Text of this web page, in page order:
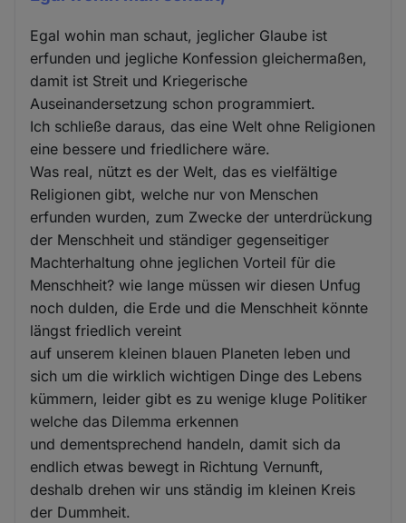
Egal wohin man schaut, jeglicher Glaube ist
erfunden und jegliche Konfession gleichermaßen,
damit ist Streit und Kriegerische
Auseinandersetzung schon programmiert.
Ich schließe daraus, das eine Welt ohne Religionen
eine bessere und friedlichere wäre.
Was real, nützt es der Welt, das es vielfältige
Religionen gibt, welche nur von Menschen
erfunden wurden, zum Zwecke der unterdrückung
der Menschheit und ständiger gegenseitiger
Machterhaltung ohne jeglichen Vorteil für die
Menschheit? wie lange müssen wir diesen Unfug
noch dulden, die Erde und die Menschheit könnte
längst friedlich vereint
auf unserem kleinen blauen Planeten leben und
sich um die wirklich wichtigen Dinge des Lebens
kümmern, leider gibt es zu wenige kluge Politiker
welche das Dilemma erkennen
und dementsprechend handeln, damit sich da
endlich etwas bewegt in Richtung Vernunft,
deshalb drehen wir uns ständig im kleinen Kreis
der Dummheit.